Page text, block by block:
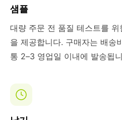
샘플
대량 주문 전 품질 테스트를
을 제공합니다. 구매자는 배송
통 2–3 영업일 이내에 발송됩